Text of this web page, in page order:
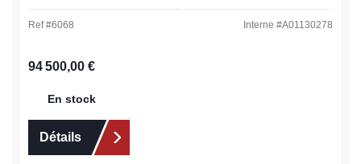
Ref #6068 Interne #A01130278
Prix régulier :
94 500,00 €
En stock
Détails